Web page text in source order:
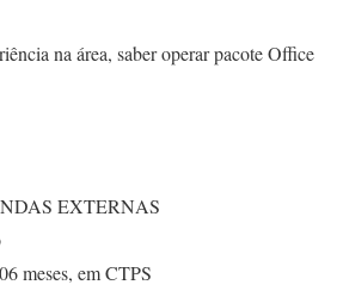
na área, saber operar pacote Office
EXTERNAS
meses, em CTPS